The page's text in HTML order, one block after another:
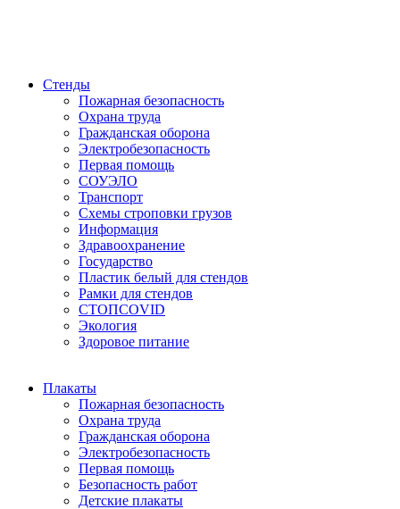
Стенды
Пожарная безопасность
Охрана труда
Гражданская оборона
Электробезопасность
Первая помощь
СОУЭЛО
Транспорт
Схемы строповки грузов
Информация
Здравоохранение
Государство
Пластик белый для стендов
Рамки для стендов
СТОПCOVID
Экология
Здоровое питание
Плакаты
Пожарная безопасность
Охрана труда
Гражданская оборона
Электробезопасность
Первая помощь
Безопасность работ
Детские плакаты